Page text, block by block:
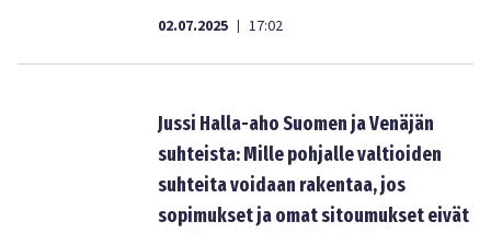
02.07.2025 | 17:02
Jussi Halla-aho Suomen ja Venäjän
suhteista: Mille pohjalle valtioiden
suhteita voidaan rakentaa, jos
sopimukset ja omat sitoumukset eivät